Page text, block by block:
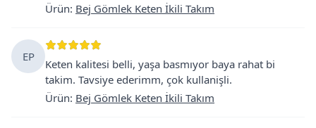
Ürün: Bej Gömlek Keten İkili Takım
EP
Keten kalitesi belli, yaşa basmıyor baya rahat bi
takim. Tavsiye ederimm, çok kullanişli.
Ürün: Bej Gömlek Keten İkili Takım